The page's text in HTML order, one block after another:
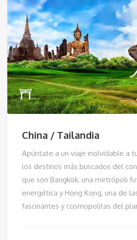
China / Tailandia
Apúntate a un viaje inolvidable a
los destinos más buscados del
que son Bangkok, una metrópoli
energética y Hong Kong, una de
fascinantes y cosmopolitas del